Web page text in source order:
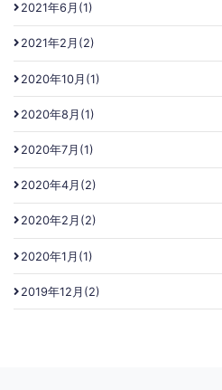
2021年6月(1)
2021年2月(2)
2020年10月(1)
2020年8月(1)
2020年7月(1)
2020年4月(2)
2020年2月(2)
2020年1月(1)
2019年12月(2)